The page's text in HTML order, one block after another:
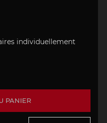
individuellement
PANIER